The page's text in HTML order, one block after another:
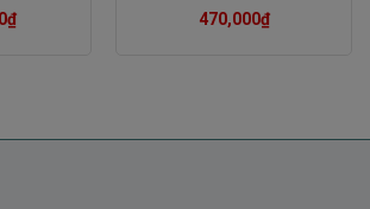
₫
Rated
470,000₫